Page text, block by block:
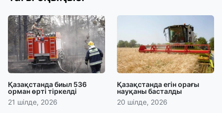
Қазақстанда биыл 536
орман өрті тіркелді
21 шілде, 2026
Қазақстанда егін орағы
науқаны басталды
20 шілде, 2026